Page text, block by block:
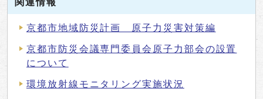
関連情報
京都市地域防災計画 原子力災害対策編
京都市防災会議専門委員会原子力部会の設置
について
環境放射線モニタリング実施状況